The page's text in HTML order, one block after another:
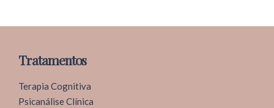
Tratamentos
Terapia Cognitiva
Psicanálise Clínica